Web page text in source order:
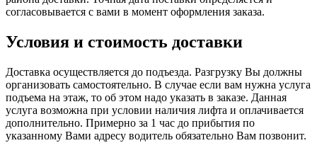
согласовывается с вами в момент оформления заказа.
Условия и стоимость доставки
Доставка осуществляется до подъезда. Разгрузку Вы должны
организовать самостоятельно. В случае если вам нужна услуга
подъема на этаж, то об этом надо указать в заказе. Данная
услуга возможна при условии наличия лифта и оплачивается
дополнительно. Примерно за 1 час до прибытия по
указанному Вами адресу водитель обязательно Вам позвонит.